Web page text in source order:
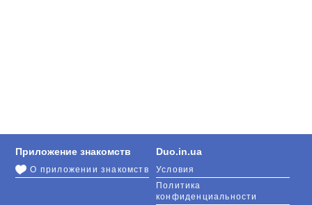
Duo.in.ua
Условия
Политика
конфиденциальности
Приложение знакомств
О приложении знакомств